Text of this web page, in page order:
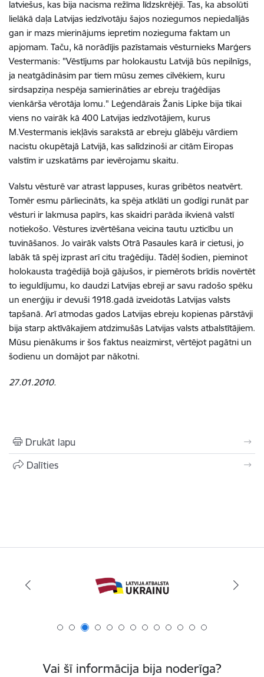
latviešus, kas bija nacisma režīma līdzskrējēji. Tas, ka absolūti
lielākā daļa Latvijas iedzīvotāju šajos noziegumos nepiedalījās
gan ir mazs mierinājums iepretim nozieguma faktam un
apjomam. Taču, kā norādījis pazīstamais vēsturnieks Marģers
Vestermanis: "Vēstījums par holokaustu Latvijā būs nepilnīgs,
ja neatgādināsim par tiem mūsu zemes cilvēkiem, kuru
sirdsapziņa nespēja samierinā­ties ar ebreju traģēdijas
vienkārša vērotāja lomu." Leģendārais Žanis Lipke bija tikai
viens no vairāk kā 400 Latvijas iedzīvotājiem, kurus
M.Vestermanis iekļāvis sarakstā ar ebreju glābēju vārdiem
nacistu okupētajā Latvijā, kas salīdzinoši ar citām Eiropas
valstīm ir uzskatāms par ievērojamu skaitu.
Valstu vēsturē var atrast lappuses, kuras gribētos neatvērt.
Tomēr esmu pārliecināts, ka spēja atklāti un godīgi runāt par
vēsturi ir lakmusa papīrs, kas skaidri parāda ikvienā valstī
notiekošo. Vēstures izvērtēšana veicina tautu uzticību un
tuvināšanos. Jo vairāk valsts Otrā Pasaules karā ir cietusi, jo
labāk tā spēj izprast arī citu traģēdiju. Tādēļ šodien, pieminot
holokausta traģēdijā bojā gājušos, ir piemērots brīdis novērtēt
to ieguldījumu, ko daudzi Latvijas ebreji ar savu radošo spēku
un enerģiju ir devuši 1918.gadā izveidotās Latvijas valsts
tapšanā. Arī atmodas gados Latvijas ebreju kopienas pārstāvji
bija starp aktīvākajiem atdzimušās Latvijas valsts atbalstītājiem.
Mūsu pienākums ir šos faktus neaizmirst, vērtējot pagātni un
šodienu un domājot par nākotni.
27.01.2010.
Drukāt lapu
Dalīties
Vai šī informācija bija noderīga?